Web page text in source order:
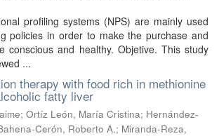
profiling systems (NPS) are mainly used
policies in order to make the purchase and
conscious and healthy. Objetive. This study
...
therapy with food rich in methionine
fatty liver
; Ortíz León, María Cristina; Hernández-
Cerón, Roberto A.; Miranda-Reza,